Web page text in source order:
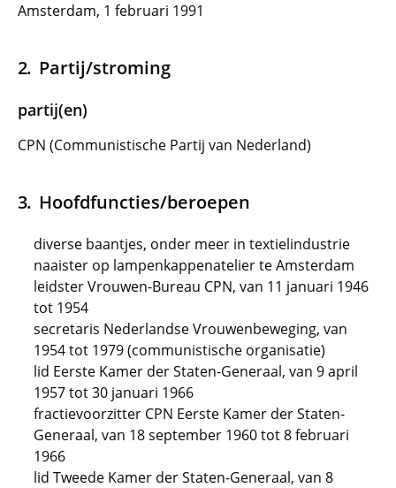
Amsterdam, 1 februari 1991
Partij/stroming
partij(en)
CPN (Communistische Partij van Nederland)
Hoofdfuncties/beroepen
diverse baantjes, onder meer in textielindustrie
naaister op lampenkappenatelier te Amsterdam
leidster Vrouwen-Bureau CPN, van 11 januari 1946
tot 1954
secretaris Nederlandse Vrouwenbeweging, van
1954 tot 1979 (communistische organisatie)
lid Eerste Kamer der Staten-Generaal, van 9 april
1957 tot 30 januari 1966
fractievoorzitter CPN Eerste Kamer der Staten-
Generaal, van 18 september 1960 tot 8 februari
1966
lid Tweede Kamer der Staten-Generaal, van 8